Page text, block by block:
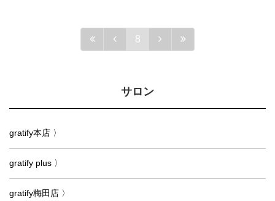
8
サロン
gratify本店 〉
gratify plus 〉
gratify梅田店 〉